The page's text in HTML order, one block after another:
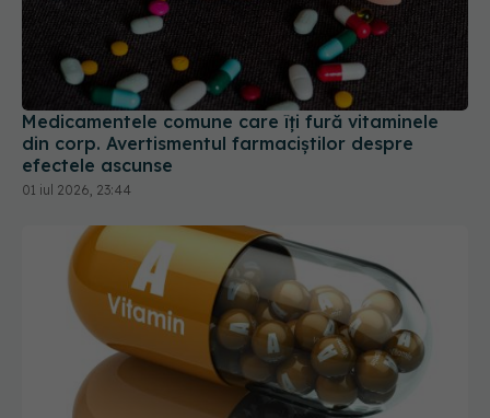
Medicamentele comune care îți fură vitaminele
din corp. Avertismentul farmaciștilor despre
efectele ascunse
01 iul 2026, 23:44
Vitamina A poate slăbi imunitatea împotriva